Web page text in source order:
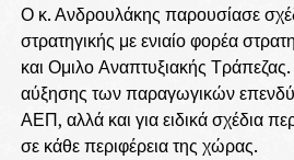
Ο κ. Ανδρουλάκης παρουσίασε
στρατηγικής με ενιαίο φορέα
και Ομιλο Αναπτυξιακής
αύξησης των παραγωγικών
ΑΕΠ, αλλά και για ειδικά σχέδια
σε κάθε περιφέρεια της χώρας.